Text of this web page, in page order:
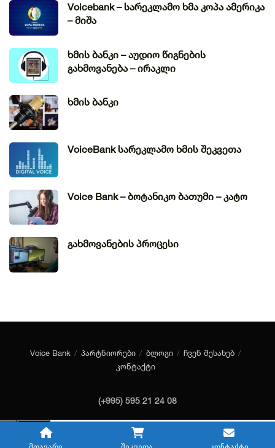
Voicebank – სარეკლამო ხმა კოპა ამერიკა
– მიშა
ხმის ბანკი – აუდიო წიგნების
გახმოვანება – ირაკლი
ხმის ბანკი
VoiceBank სარეკლამო ხმის შეკვეთა
Voice Bank – ბოტანიკო ბათუმი – კატო
გახმოვანების პროცესი
Voice Bank პარტნიორები ბლოგი
ჩვენ შესახებ
კონტაქტი
(+995) 595 21 24 08